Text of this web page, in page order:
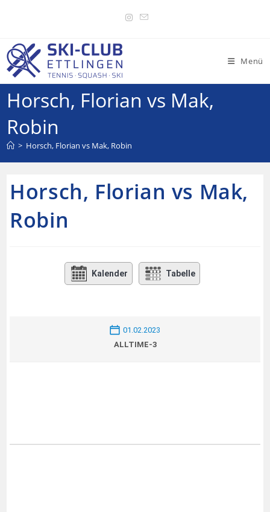
Menü
Horsch, Florian vs Mak,
Robin
> Horsch, Florian vs Mak, Robin
Horsch, Florian vs Mak,
Robin
Kalender Tabelle
01.02.2023
ALLTIME-3